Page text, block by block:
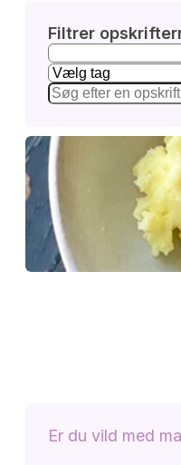
Filtrer
Er du vild med